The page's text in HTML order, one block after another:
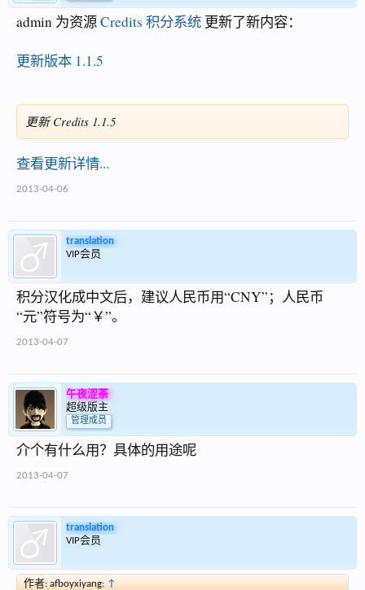
admin 为资源Credits 积分系统 更新了新内容：
更新版本 1.1.5
更新 Credits 1.1.5
查看更新详情...
2013-04-06
translation
VIP会员
积分汉化成中文后，建议人民币用“CNY”；人民币
“元”符号为“￥”。
2013-04-07
午夜涩茶
超级版主
管理成员
介个有什么用？具体的用途呢
2013-04-07
translation
VIP会员
作者: afboyxiyang:↑